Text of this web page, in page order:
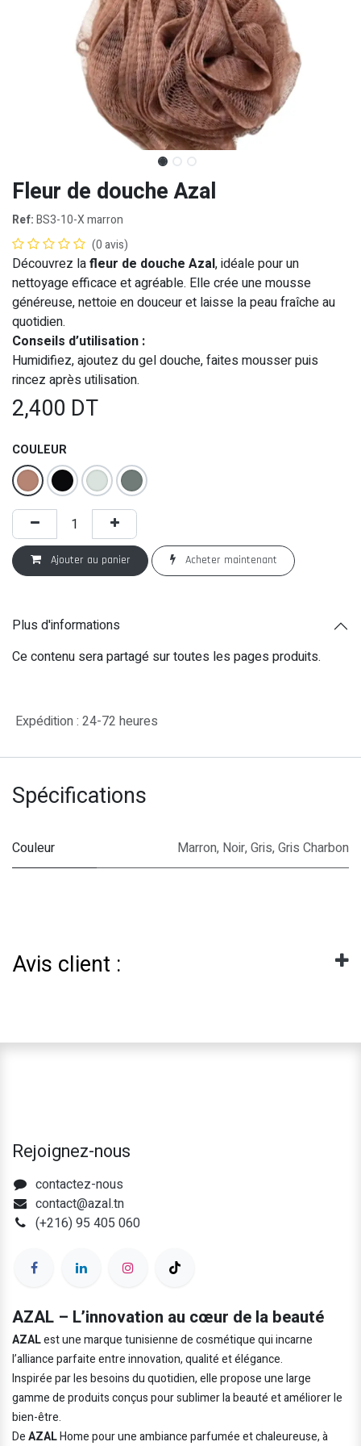
Fleur de douche Azal
Ref:BS3-10-X marron
(0 avis)
Découvrez lafleur de douche Azal, idéale pour un
nettoyage efficace et agréable. Elle crée une mousse
généreuse, nettoie en douceur et laisse la peau fraîche au
quotidien.
Conseils d’utilisation :
Humidifiez, ajoutez du gel douche, faites mousser puis
rincez après utilisation.
2,400 DT
COULEUR
Ajouter au panier Acheter maintenant
Plus d'informations
Ce contenu sera partagé sur toutes les pages produits.
Expédition : 24-72 heures
Spécifications
Couleur Marron, Noir,Gris,Gris Charbon
Avis client :
Rejoignez-nous
contactez-nous
contact@azal.tn
(+216) 95 405 060
AZAL – L’innovation au cœur de la beauté
AZALest une marque tunisienne de cosmétique qui incarne
l’alliance parfaite entre innovation, qualité et élégance.
Inspirée par les besoins du quotidien, elle propose une large
gamme de produits conçus pour sublimer la beauté et améliorer le
bien-être.
DeAZALHome pour une ambiance parfumée et chaleureuse, à